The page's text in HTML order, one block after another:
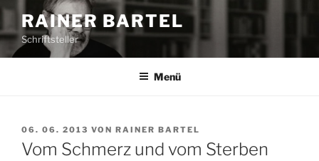
Z
m
I
RAINER BARTEL
Schriftsteller
Menü
V
E
R
06. 06. 2013 VON RAINER BARTEL
Vom Schmerz und vom Sterben